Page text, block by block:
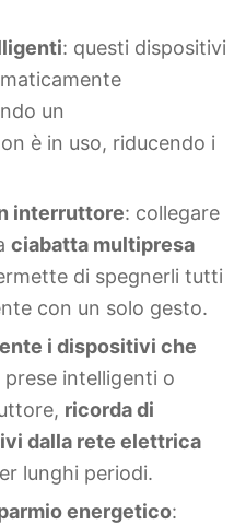
: questi dispositivi
un
è in uso, riducendo i
interruttore: collegare
ciabatta multipresa
di spegnerli tutti
con un solo gesto.
i dispositivi che
prese intelligenti o
ricorda di
dalla rete elettrica
lunghi periodi.
energetico: